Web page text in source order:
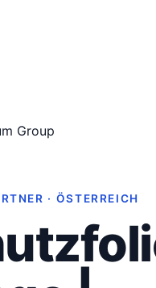
· ÖSTERREICH